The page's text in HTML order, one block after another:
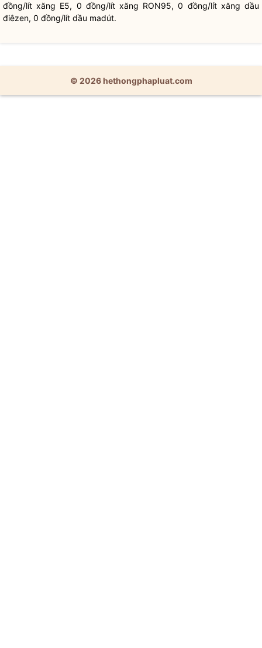
đồng/lít xăng E5, 0 đồng/lít xăng RON95, 0 đồng/lít xăng dầu
điêzen, 0 đồng/lít dầu madút.
© 2026 hethongphapluat.com